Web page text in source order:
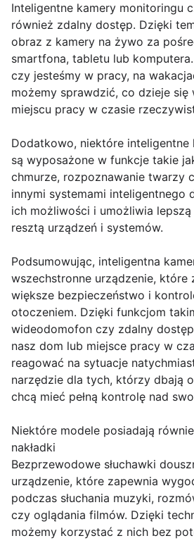
Inteligentne kamery monitoringu
również zdalny dostęp. Dzięki
obraz z kamery na żywo za
smartfona, tabletu lub
czy jesteśmy w pracy, na
możemy sprawdzić, co dzieje się
miejscu pracy w czasie
Dodatkowo, niektóre inteligentne
są wyposażone w funkcje takie
chmurze, rozpoznawanie twarzy
innymi systemami inteligentnego
ich możliwości i umożliwia
resztą urządzeń i systemów.
Podsumowując, inteligentna
wszechstronne urządzenie, które
większe bezpieczeństwo i
otoczeniem. Dzięki funkcjom
wideodomofon czy zdalny
nasz dom lub miejsce pracy w
reagować na sytuacje
narzędzie dla tych, którzy dbają
chcą mieć pełną kontrolę nad
Niektóre modele posiadają
nakładki
Bezprzewodowe słuchawki
urządzenie, które zapewnia
podczas słuchania muzyki,
czy oglądania filmów. Dzięki
możemy korzystać z nich bez